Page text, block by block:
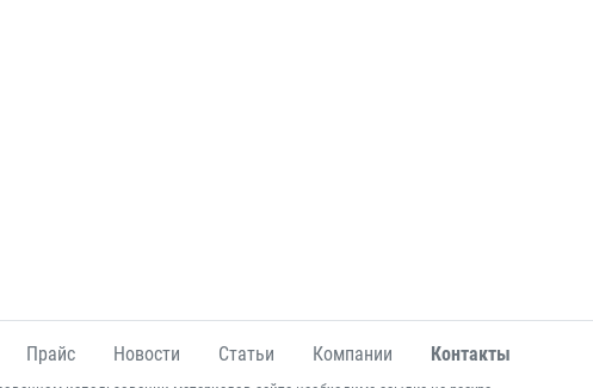
Прайс Новости Статьи Компании Контакты